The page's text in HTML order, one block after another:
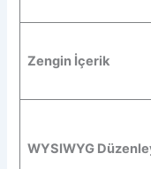
Zengin İçerik
WYSIWYG